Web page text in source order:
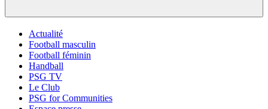
Actualité
Football masculin
Football féminin
Handball
PSG TV
Le Club
PSG for Communities